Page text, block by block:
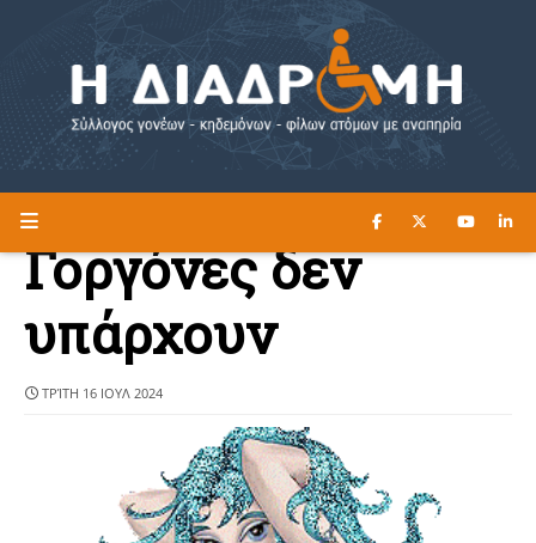
Η ΔΙΑΔΡΟΜΗ ΔΙΑΒΑΣΤΕ ΕΔΩ ►
Γοργόνες δεν
υπάρχουν
ΤΡΊΤΗ 16 ΙΟΥΛ 2024